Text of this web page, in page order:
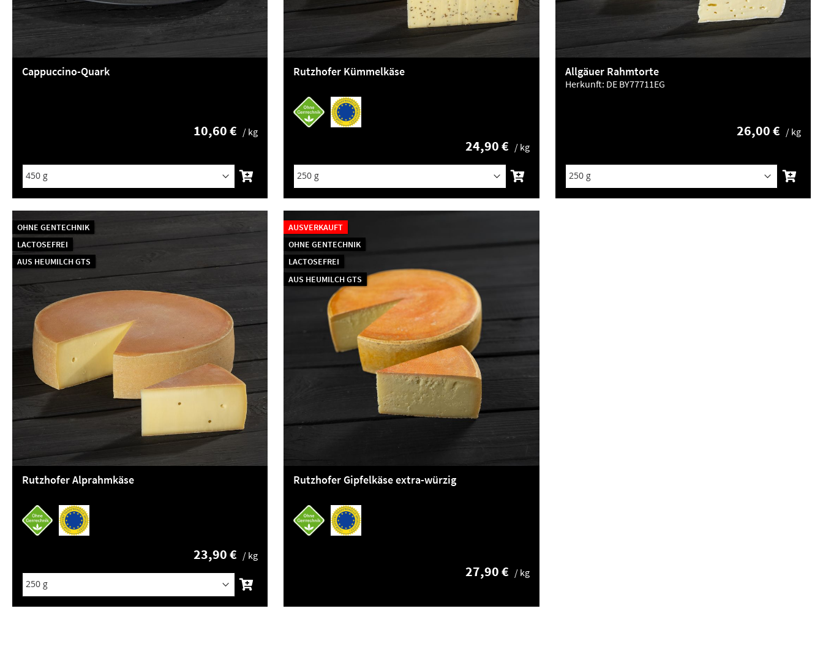
Cappuccino-Quark
10,60 € / kg
Rutzhofer Kümmelkäse
24,90 € / kg
Allgäuer Rahmtorte
Herkunft: DE BY77711EG
26,00 € / kg
OHNE GENTECHNIK
LACTOSEFREI
AUS HEUMILCH GTS
Rutzhofer Alprahmkäse
23,90 € / kg
AUSVERKAUFT
OHNE GENTECHNIK
LACTOSEFREI
AUS HEUMILCH GTS
Rutzhofer Gipfelkäse extra-würzig
27,90 € / kg